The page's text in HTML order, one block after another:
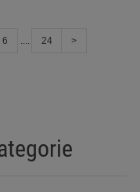
6 24 >